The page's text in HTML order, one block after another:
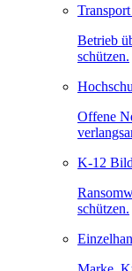
Betrieb
schützen.
Offene
K-12
schützen.